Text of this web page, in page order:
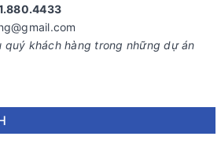
quý khách hàng trong những dự án